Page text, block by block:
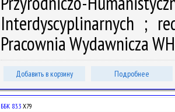
Interdyscyplinarnych ;
Pracownia Wydawnicza
Добавить в корзину Подробнее
ББК 83.3 Х79